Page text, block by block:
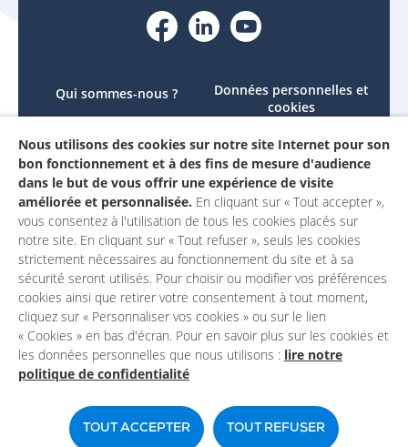
Qui sommes-nous ?
Le projet
Contactez-nous
Mon compte
Données personnelles et
cookies
Accessibilité : non
conforme
Mentions légales
Un site du
Nous utilisons des cookies sur notre site Internet pour son
bon fonctionnement et à des fins de mesure d'audience
dans le but de vous offrir une expérience de visite
améliorée et personnalisée. En cliquant sur « Tout accepter »,
vous consentez à l'utilisation de tous les cookies placés sur
notre site. En cliquant sur « Tout refuser », seuls les cookies
strictement nécessaires au fonctionnement du site et à sa
sécurité seront utilisés. Pour choisir ou modifier vos préférences
cookies ainsi que retirer votre consentement à tout moment,
cliquez sur « Personnaliser vos cookies » ou sur le lien
« Cookies » en bas d'écran. Pour en savoir plus sur les cookies et
les données personnelles que nous utilisons : lire notre
politique de confidentialité
TOUT ACCEPTER TOUT REFUSER